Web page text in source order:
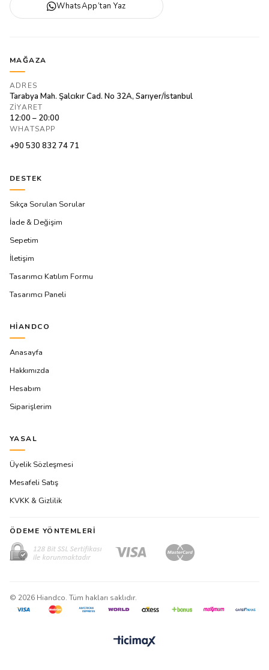
WhatsApp’tan Yaz
MAĞAZA
ADRES
Tarabya Mah. Şalcıkır Cad. No 32A, Sarıyer/İstanbul
ZIYARET
12:00 – 20:00
WHATSAPP
+90 530 832 74 71
DESTEK
Sıkça Sorulan Sorular
İade & Değişim
Sepetim
İletişim
Tasarımcı Katılım Formu
Tasarımcı Paneli
HIANDCO
Anasayfa
Hakkımızda
Hesabım
Siparişlerim
YASAL
Üyelik Sözleşmesi
Mesafeli Satış
KVKK & Gizlilik
ÖDEME YÖNTEMLERI
© 2026 Hiandco. Tüm hakları saklıdır.